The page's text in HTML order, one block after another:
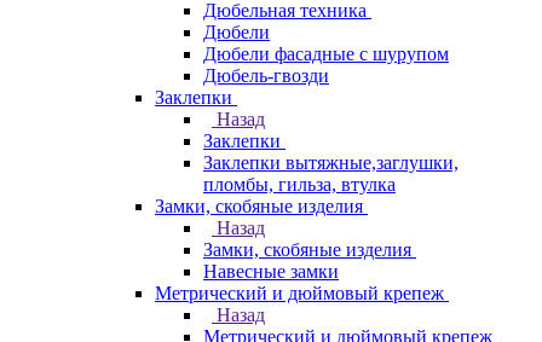
Дюбельная техника
Дюбели
Дюбели фасадные с шурупом
Дюбель-гвозди
Заклепки
Назад
Заклепки
Заклепки вытяжные,заглушки,
пломбы, гильза, втулка
Замки, скобяные изделия
Назад
Замки, скобяные изделия
Навесные замки
Метрический и дюймовый крепеж
Назад
Метрический и дюймовый крепеж